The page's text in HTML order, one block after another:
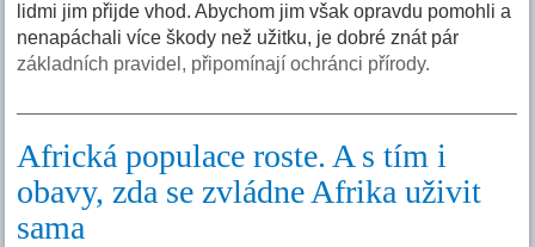
lidmi jim přijde vhod. Abychom jim však opravdu pomohli a
nenapáchali více škody než užitku, je dobré znát pár
základních pravidel, připomínají ochránci přírody.
Africká populace roste. A s tím i
obavy, zda se zvládne Afrika uživit
sama